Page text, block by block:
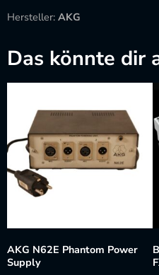
Hersteller: AKG
Das könnte dir
AKG N62E Phantom Power
Supply